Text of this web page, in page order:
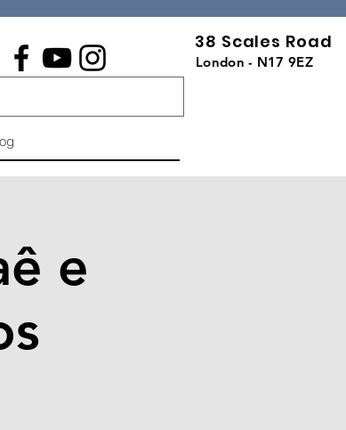
38 Scales Road
London - N17 9EZ
e